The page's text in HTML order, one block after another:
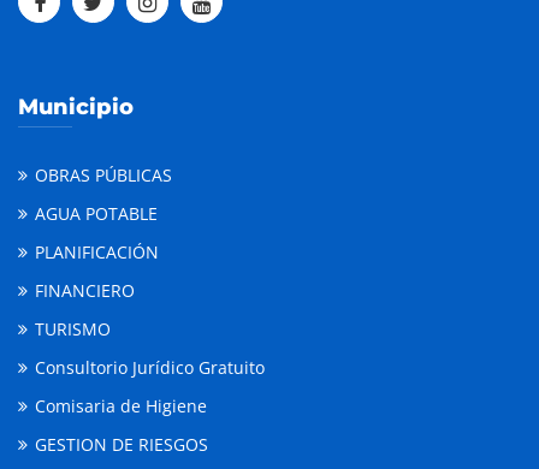
Municipio
OBRAS PÚBLICAS
AGUA POTABLE
PLANIFICACIÓN
FINANCIERO
TURISMO
Consultorio Jurídico Gratuito
Comisaria de Higiene
GESTION DE RIESGOS